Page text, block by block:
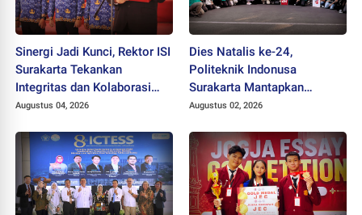
Sinergi Jadi Kunci, Rektor ISI
Surakarta Tekankan
Integritas dan Kolaborasi
pada Pejabat Baru
Augustus 04, 2026
Dies Natalis ke-24,
Politeknik Indonusa
Surakarta Mantapkan
Langkah Bertransformasi
Augustus 02, 2026